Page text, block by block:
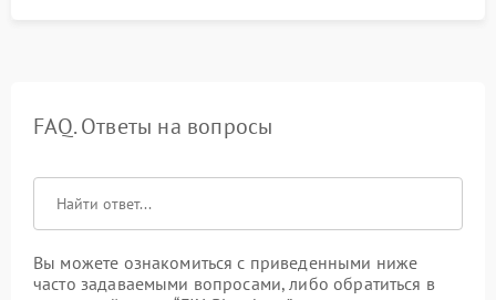
FAQ. Ответы на вопросы
Вы можете ознакомиться с приведенными ниже
часто задаваемыми вопросами, либо обратиться в